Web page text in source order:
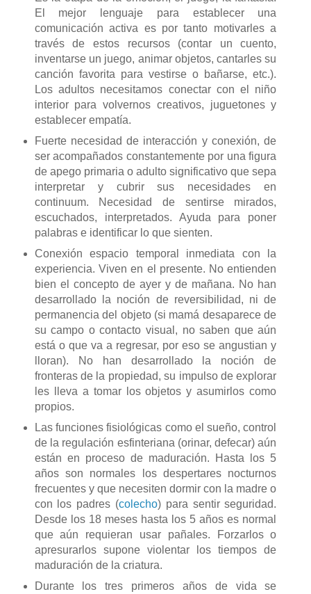
El mejor lenguaje para establecer una
comunicación activa es por tanto motivarles a
través de estos recursos (contar un cuento,
inventarse un juego, animar objetos, cantarles su
canción favorita para vestirse o bañarse, etc.).
Los adultos necesitamos conectar con el niño
interior para volvernos creativos, juguetones y
establecer empatía.
Fuerte necesidad de interacción y conexión, de
ser acompañados constantemente por una figura
de apego primaria o adulto significativo que sepa
interpretar y cubrir sus necesidades en
continuum. Necesidad de sentirse mirados,
escuchados, interpretados. Ayuda para poner
palabras e identificar lo que sienten.
Conexión espacio temporal inmediata con la
experiencia. Viven en el presente. No entienden
bien el concepto de ayer y de mañana. No han
desarrollado la noción de reversibilidad, ni de
permanencia del objeto (si mamá desaparece de
su campo o contacto visual, no saben que aún
está o que va a regresar, por eso se angustian y
lloran). No han desarrollado la noción de
fronteras de la propiedad, su impulso de explorar
les lleva a tomar los objetos y asumirlos como
propios.
Las funciones fisiológicas como el sueño, control
de la regulación esfinteriana (orinar, defecar) aún
están en proceso de maduración. Hasta los 5
años son normales los despertares nocturnos
frecuentes y que necesiten dormir con la madre o
con los padres (colecho) para sentir seguridad.
Desde los 18 meses hasta los 5 años es normal
que aún requieran usar pañales. Forzarlos o
apresurarlos supone violentar los tiempos de
maduración de la criatura.
Durante los tres primeros años de vida se